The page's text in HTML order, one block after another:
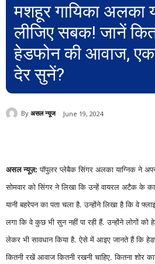
मशहूर गायिका अलका
लीजिए सबक! जानें
हेडफोन की आवाज,
देर सुनें?
By असल न्यूज June 19, 2024
असल न्यूज़: पॉपुलर प्लेबैक सिंगर अलका याग्निक ने
सोमवार को सिंगर ने लिखा कि उन्हें वायरल अटैक के
यानी बहरेपन का पता चला है. उन्होंने लिखा है कि वे
लगा कि वे कुछ भी सुन नहीं पा रही हैं. उन्होंने लोगों
लेकर भी सावधान किया है. ऐसे में आइए जानते हैं कि
कितनी रखें आवाज कितनी रखनी चाहिए. कितना शोर